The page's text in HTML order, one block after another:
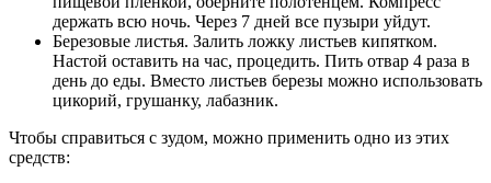
держать всю ночь. Через 7 дней все пузыри уйдут.
Березовые листья. Залить ложку листьев кипятком.
Настой оставить на час, процедить. Пить отвар 4 раза в
день до еды. Вместо листьев березы можно использовать
цикорий, грушанку, лабазник.
Чтобы справиться с зудом, можно применить одно из этих
средств: